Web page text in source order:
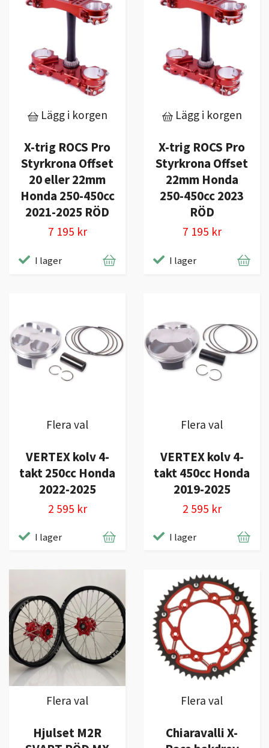
Lägg i korgen
X-trig ROCS Pro
Styrkrona Offset
20 eller 22mm
Honda 250-450cc
2021-2025 RÖD
7 195 kr
I lager
Lägg i korgen
X-trig ROCS Pro
Styrkrona Offset
22mm Honda
250-450cc 2023
RÖD
7 195 kr
I lager
Flera val
VERTEX kolv 4-
takt 250cc Honda
2022-2025
2 595 kr
I lager
Flera val
VERTEX kolv 4-
takt 450cc Honda
2019-2025
2 595 kr
I lager
Flera val
Hjulset M2R
Flera val
Chiaravalli X-